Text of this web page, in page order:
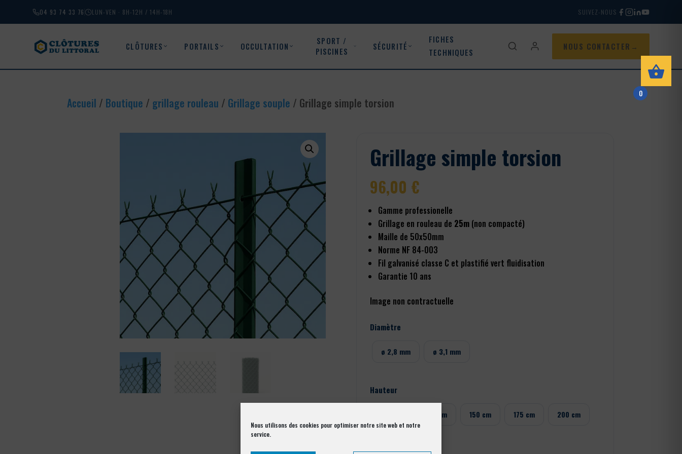
Nous utilisons des cookies pour optimiser notre site web et notre
service.
04 93 74 33 76 LUN-VEN · 8H-12H / 14H-18H SUIVEZ-NOUS
CLÔTURES PORTAILS OCCULTATION
SPORT /
PISCINES
SÉCURITÉ
FICHES
TECHNIQUES
NOUS CONTACTER
Accueil / Boutique / grillage rouleau / Grillage souple / Grillage simple torsion
Grillage simple torsion
96,00 €
Gamme professionelle
Grillage en rouleau de 25m(non compacté)
Maille de 50x50mm
Norme NF 84-003
Fil galvanisé classe C et plastifié vert fluidisation
Garantie 10 ans
Image non contractuelle
Diamètre
ø 2,8 mm ø 3,1 mm
Hauteur
125 cm 150 cm 175 cm 200 cm
0